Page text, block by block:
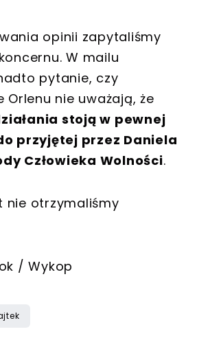
opinii zapytaliśmy
W mailu
pytanie, czy
nie uważają, że
stoją w pewnej
przyjętej przez Daniela
Człowieka Wolności.
nie otrzymaliśmy
/ Wykop